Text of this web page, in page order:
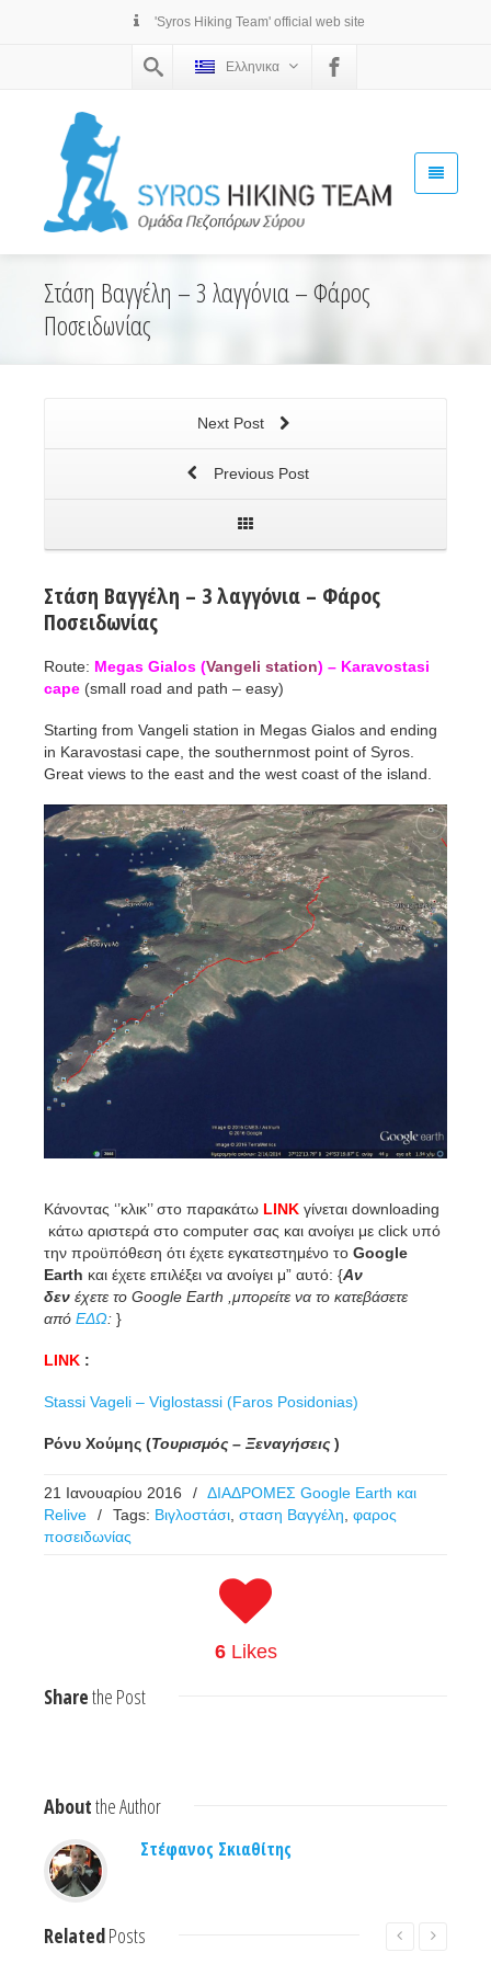
'Syros Hiking Team' official web site
Ελληνικα
Στάση Βαγγέλη – 3 λαγγόνια – Φάρος
Ποσειδωνίας
Next Post
Previous Post
Στάση Βαγγέλη – 3 λαγγόνια – Φάρος
Ποσειδωνίας
Route: Megas Gialos (Vangeli station) – Karavostasi
cape (small road and path – easy)
Starting from Vangeli station in Megas Gialos and ending
in Karavostasi cape, the southernmost point of Syros.
Great views to the east and the west coast of the island.
Κάνοντας ‘’κλικ’’ στο παρακάτω LINK γίνεται downloading
κάτω αριστερά στο computer σας και ανοίγει με click υπό
την προϋπόθεση ότι έχετε εγκατεστημένο το Google
Earth και έχετε επιλέξει να ανοίγει μ” αυτό: {Αν
δεν έχετε το Google Earth ,μπορείτε να το κατεβάσετε
από ΕΔΩ: }
LINK :
Stassi Vageli – Viglostassi (Faros Posidonias)
Ρόνυ Χούμης (Τουρισμός – Ξεναγήσεις )
21 Ιανουαρίου 2016 / ΔΙΑΔΡΟΜΕΣ Google Earth και
Relive
/ Tags: Βιγλοστάσι σταση Βαγγέλη φαρος
ποσειδωνίας
6Likes
Sharethe Post
Aboutthe Author
Στέφανος Σκιαθίτης
RelatedPosts